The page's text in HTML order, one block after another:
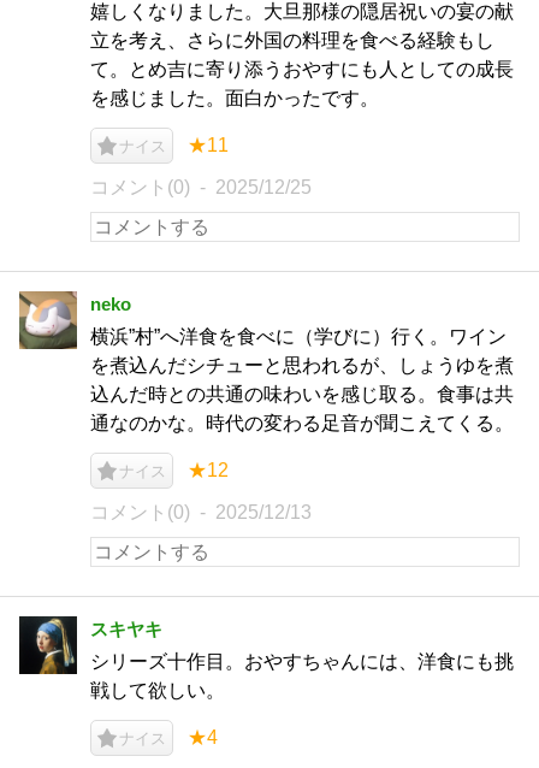
嬉しくなりました。大旦那様の隠居祝いの宴の献
立を考え、さらに外国の料理を食べる経験もし
て。とめ吉に寄り添うおやすにも人としての成長
を感じました。面白かったです。
ナイス ★11
コメント(0) 2025/12/25
neko
横浜”村”へ洋食を食べに（学びに）行く。ワイン
を煮込んだシチューと思われるが、しょうゆを煮
込んだ時との共通の味わいを感じ取る。食事は共
通なのかな。時代の変わる足音が聞こえてくる。
ナイス ★12
コメント(0) 2025/12/13
スキヤキ
シリーズ十作目。おやすちゃんには、洋食にも挑
戦して欲しい。
ナイス ★4